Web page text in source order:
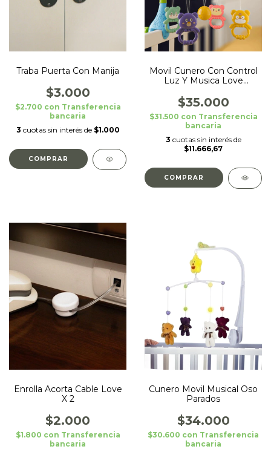
Traba Puerta Con Manija
$3.000
$2.700 con Transferencia
bancaria
3 cuotas sin interés de $1.000
Movil Cunero Con Control
Luz Y Musica Love
$35.000
$31.500 con Transferencia
bancaria
3 cuotas sin interés de
$11.666,67
Enrolla Acorta Cable Love
X 2
$2.000
$1.800 con Transferencia
bancaria
Cunero Movil Musical Oso
Parados
$34.000
$30.600 con Transferencia
bancaria